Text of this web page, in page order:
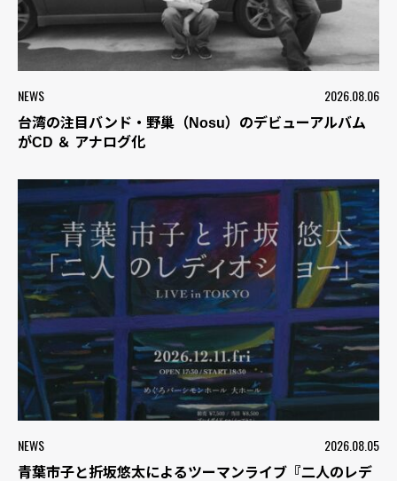
NEWS 2026.08.06
台湾の注目バンド・野巢（Nosu）のデビューアルバム
がCD ＆ アナログ化
NEWS 2026.08.05
青葉市子と折坂悠太によるツーマンライブ『二人のレデ